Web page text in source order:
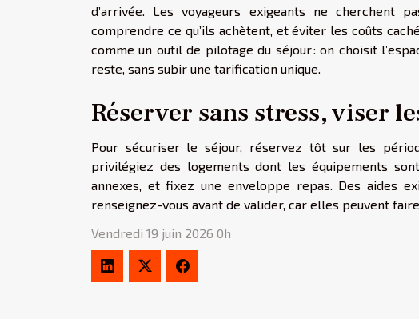
d’arrivée. Les voyageurs exigeants ne cherchent
comprendre ce qu’ils achètent, et éviter les coûts
comme un outil de pilotage du séjour : on choisit
reste, sans subir une tarification unique.
Réserver sans stress, viser
Pour sécuriser le séjour, réservez tôt sur les
privilégiez des logements dont les équipements
annexes, et fixez une enveloppe repas. Des aides
renseignez-vous avant de valider, car elles peuvent
Vendredi 19 juin 2026 0h